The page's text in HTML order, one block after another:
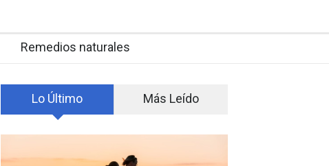
Remedios naturales
Lo Último Más Leído